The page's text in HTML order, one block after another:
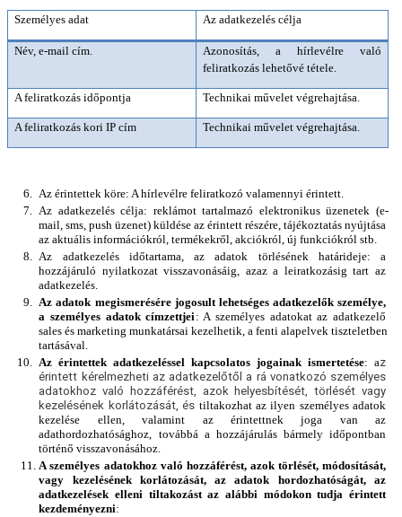
Személyes adat Az adatkezelés célja
Név, e-mail cím.
Azonosítás, a hírlevélre való
feliratkozás lehetővé tétele.
A feliratkozás időpontja Technikai művelet végrehajtása.
A feliratkozás kori IP cím Technikai művelet végrehajtása.
Az érintettek köre: A hírlevélre feliratkozó valamennyi érintett.
Az adatkezelés célja: reklámot tartalmazó elektronikus üzenetek (e-
mail, sms, push üzenet) küldése az érintett részére, tájékoztatás nyújtása
az aktuális információkról, termékekről, akciókról, új funkciókról stb.
Az adatkezelés időtartama, az adatok törlésének határideje: a
hozzájáruló nyilatkozat visszavonásáig, azaz a leiratkozásig tart az
adatkezelés.
Az adatok megismerésére jogosult lehetséges adatkezelők személye,
a személyes adatok címzettjei : A személyes adatokat az adatkezelő
sales és marketing munkatársai kezelhetik, a fenti alapelvek tiszteletben
tartásával.
Az érintettek adatkezeléssel kapcsolatos jogainak ismertetése: az
érintett kérelmezheti az adatkezelőtől a rá vonatkozó személyes
adatokhoz való hozzáférést, azok helyesbítését, törlését vagy
kezelésének korlátozását, és tiltakozhat az ilyen személyes adatok
kezelése ellen, valamint az érintettnek joga van az
adathordozhatósághoz, továbbá a hozzájárulás bármely időpontban
történő visszavonásához.
A személyes adatokhoz való hozzáférést, azok törlését, módosítását,
vagy kezelésének korlátozását, az adatok hordozhatóságát, az
adatkezelések elleni tiltakozást az alábbi módokon tudja érintett
kezdeményezni: